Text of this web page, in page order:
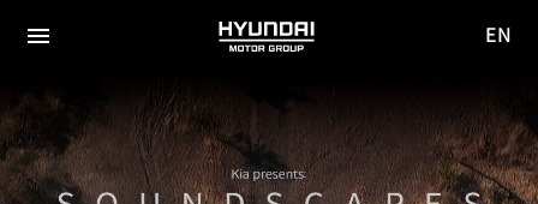
메뉴
HYUNDAI
GROUP
이동
EN